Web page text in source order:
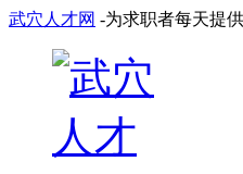
武穴人才网 -为求职者每天提